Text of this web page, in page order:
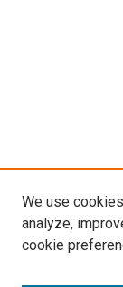
We use
analyze,
cookie